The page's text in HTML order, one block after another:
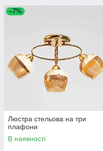
–7%
Люстра стельова на три
плафони
В наявності